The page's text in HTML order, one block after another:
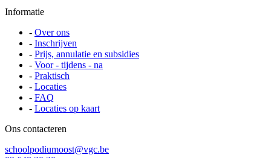
Informatie
- Over ons
- Inschrijven
- Prijs, annulatie en subsidies
- Voor - tijdens - na
- Praktisch
- Locaties
- FAQ
- Locaties op kaart
Ons contacteren
schoolpodiumoost@vgc.be